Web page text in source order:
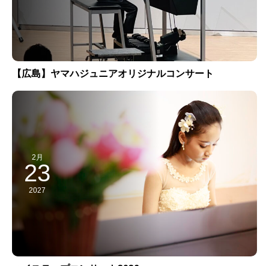
【広島】ヤマハジュニアオリジナルコンサート
2月
23
2027